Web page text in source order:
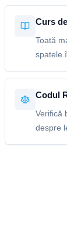
Curs
Toată
spatele
Codul
Verifică
despre